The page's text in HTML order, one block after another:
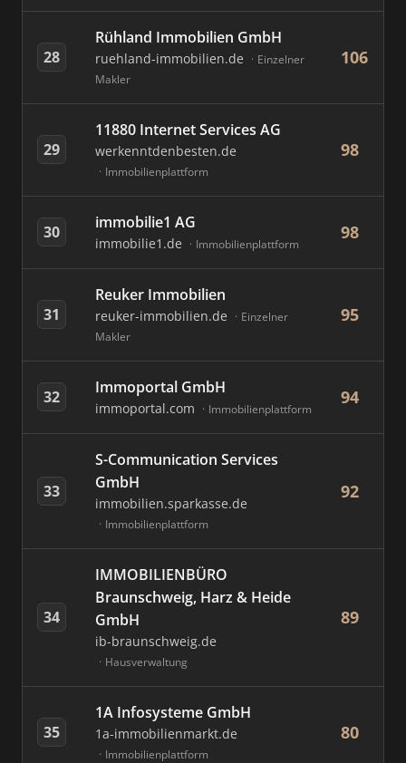
28
Rühland Immobilien GmbH
ruehland-immobilien.de
Einzelner
Makler
106
29
11880 Internet Services AG
werkenntdenbesten.de
Immobilienplattform
98
30 immobilie1 AG
immobilie1.de Immobilienplattform
98
31
Reuker Immobilien
reuker-immobilien.de
Einzelner
Makler
95
32 Immoportal GmbH
immoportal.com Immobilienplattform
94
33
S-Communication Services
GmbH
immobilien.sparkasse.de
Immobilienplattform
92
34
IMMOBILIENBÜRO
Braunschweig, Harz & Heide
GmbH
ib-braunschweig.de
Hausverwaltung
89
35
1A Infosysteme GmbH
1a-immobilienmarkt.de
Immobilienplattform
80